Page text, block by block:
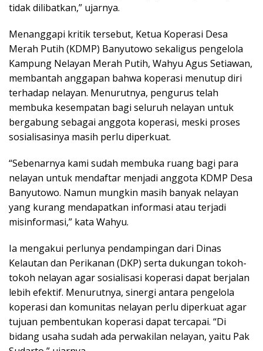
tidak dilibatkan,” ujarnya.
Menanggapi kritik tersebut, Ketua Koperasi Desa
Merah Putih (KDMP) Banyutowo sekaligus pengelola
Kampung Nelayan Merah Putih, Wahyu Agus Setiawan,
membantah anggapan bahwa koperasi menutup diri
terhadap nelayan. Menurutnya, pengurus telah
membuka kesempatan bagi seluruh nelayan untuk
bergabung sebagai anggota koperasi, meski proses
sosialisasinya masih perlu diperkuat.
“Sebenarnya kami sudah membuka ruang bagi para
nelayan untuk mendaftar menjadi anggota KDMP Desa
Banyutowo. Namun mungkin masih banyak nelayan
yang kurang mendapatkan informasi atau terjadi
misinformasi,” kata Wahyu.
Ia mengakui perlunya pendampingan dari Dinas
Kelautan dan Perikanan (DKP) serta dukungan tokoh-
tokoh nelayan agar sosialisasi koperasi dapat berjalan
lebih efektif. Menurutnya, sinergi antara pengelola
koperasi dan komunitas nelayan perlu diperkuat agar
tujuan pembentukan koperasi dapat tercapai. “Di
bidang usaha sudah ada perwakilan nelayan, yaitu Pak